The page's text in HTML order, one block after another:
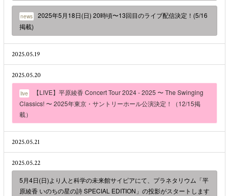
news
2025年5月18日(日) 20時頃〜13回目のライブ配信決定！(5/16
掲載)
2025.05.19
2025.05.20
live
【LIVE】平原綾香 Concert Tour 2024 - 2025 〜 The Swinging
Classics! 〜 2025年東京・サントリーホール公演決定！（12/15掲
載）
2025.05.21
2025.05.22
5月4日(日)より人と科学の未来館サイピアにて、プラネタリウム「平
原綾香 いのちの星の詩 SPECIAL EDITION」の投影がスタートします